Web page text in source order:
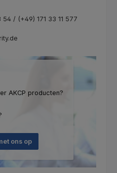
/ (+49) 171 33 11 577
AKCP producten?
ons op